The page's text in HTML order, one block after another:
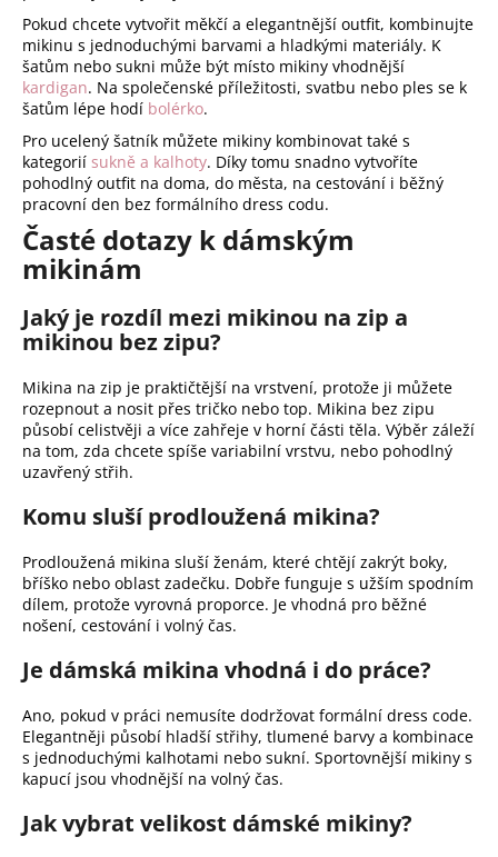
Pokud chcete vytvořit měkčí a elegantnější outfit, kombinujte
mikinu s jednoduchými barvami a hladkými materiály. K
šatům nebo sukni může být místo mikiny vhodnější
kardigan. Na společenské příležitosti, svatbu nebo ples se k
šatům lépe hodí bolérko.
Pro ucelený šatník můžete mikiny kombinovat také s
kategorií sukně a kalhoty. Díky tomu snadno vytvoříte
pohodlný outfit na doma, do města, na cestování i běžný
pracovní den bez formálního dress codu.
Časté dotazy k dámským
mikinám
Jaký je rozdíl mezi mikinou na zip a
mikinou bez zipu?
Mikina na zip je praktičtější na vrstvení, protože ji můžete
rozepnout a nosit přes tričko nebo top. Mikina bez zipu
působí celistvěji a více zahřeje v horní části těla. Výběr záleží
na tom, zda chcete spíše variabilní vrstvu, nebo pohodlný
uzavřený střih.
Komu sluší prodloužená mikina?
Prodloužená mikina sluší ženám, které chtějí zakrýt boky,
bříško nebo oblast zadečku. Dobře funguje s užším spodním
dílem, protože vyrovná proporce. Je vhodná pro běžné
nošení, cestování i volný čas.
Je dámská mikina vhodná i do práce?
Ano, pokud v práci nemusíte dodržovat formální dress code.
Elegantněji působí hladší střihy, tlumené barvy a kombinace
s jednoduchými kalhotami nebo sukní. Sportovnější mikiny s
kapucí jsou vhodnější na volný čas.
Jak vybrat velikost dámské mikiny?